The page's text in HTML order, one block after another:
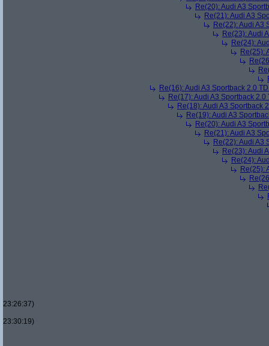
Re(20): Audi A3
Re(21): Audi A3
Re(22): Audi A3
Re(23): Audi
Re(24):
Re(25):
Re(16): Audi A3 Sportback 2.0
Re(17): Audi A3 Sportback 2.0
Re(18): Audi A3 Sportback
Re(19): Audi A3
Re(20): Audi A3
Re(21): Audi A3
Re(22): Audi A3
Re(23): Audi
Re(24):
Re(25):
23:26:37)
23:30:19)